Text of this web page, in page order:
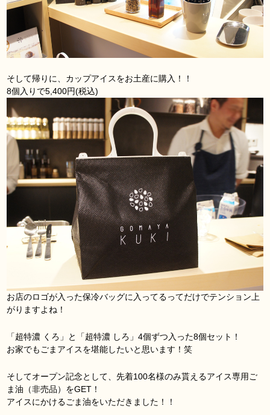
そして帰りに、カップアイスをお土産に購入！！
8個入りで5,400円(税込)
お店のロゴが入った保冷バッグに入ってるってだけでテンション上
がりますよね！
「超特濃 くろ」と「超特濃 しろ」4個ずつ入った8個セット！
お家でもごまアイスを堪能したいと思います！笑
そしてオープン記念として、先着100名様のみ貰えるアイス専用ご
ま油（非売品）をGET！
アイスにかけるごま油をいただきました！！